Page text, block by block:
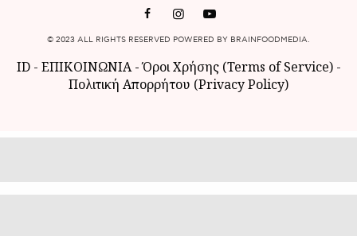
© 2023 ALL RIGHTS RESERVED POWERED BY BRAINFOODMEDIA.
ID- ΕΠΙΚΟΙΝΩΝΙΑ-Όροι Χρήσης (Terms of Service)-
Πολιτική Απορρήτου (Privacy Policy)